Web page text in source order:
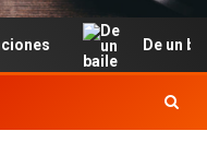
De un baile en